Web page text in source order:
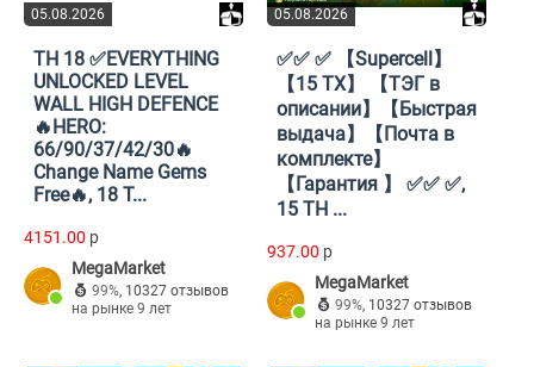
05.08.2026
TH 18 ✅EVERYTHING
UNLOCKED LEVEL
WALL HIGH DEFENCE
🔥HERO:
66/90/37/42/30🔥
Change Name Gems
Free🔥, 18 T...
4151.00 p
MegaMarket
99%, 10327 отзывов
на рынке 9 лет
05.08.2026
✅✅ ✅ 【Supercell】
【15 ТХ】 【ТЭГ в
описании】【Быстрая
выдача】【Почта в
комплекте】
【Гарантия 】 ✅✅ ✅,
15 TH ...
937.00 p
MegaMarket
99%, 10327 отзывов
на рынке 9 лет